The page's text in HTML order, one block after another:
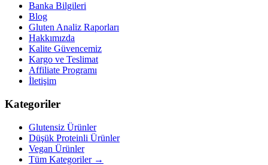
Banka Bilgileri
Blog
Gluten Analiz Raporları
Hakkımızda
Kalite Güvencemiz
Kargo ve Teslimat
Affiliate Programı
İletişim
Kategoriler
Glutensiz Ürünler
Düşük Proteinli Ürünler
Vegan Ürünler
Tüm Kategoriler →